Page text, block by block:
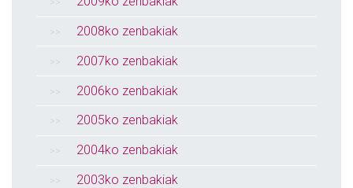
2008ko zenbakiak
2007ko zenbakiak
2006ko zenbakiak
2005ko zenbakiak
2004ko zenbakiak
2003ko zenbakiak